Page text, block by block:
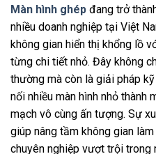
Màn hình ghép đang trở
nhiều doanh nghiệp tại Việt
không gian hiển thị khổng lồ
từng chi tiết nhỏ. Đây không
thường mà còn là giải pháp
nối nhiều màn hình nhỏ thành
mạch vô cùng ấn tượng. Sự
giúp nâng tầm không gian
chuyên nghiệp vượt trội trong